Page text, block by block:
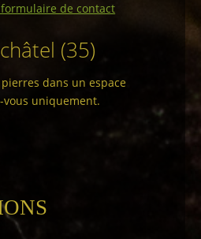
de contact
(35)
dans un espace
uniquement.